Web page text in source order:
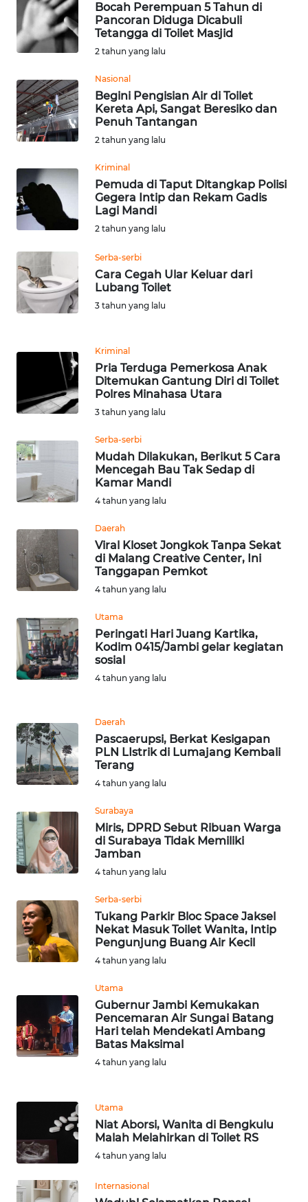
Bocah Perempuan 5 Tahun di
Pancoran Diduga Dicabuli
Tetangga di Toilet Masjid
2 tahun yang lalu
Nasional
Begini Pengisian Air di Toilet
Kereta Api, Sangat Beresiko dan
Penuh Tantangan
2 tahun yang lalu
Kriminal
Pemuda di Taput Ditangkap Polisi
Gegera Intip dan Rekam Gadis
Lagi Mandi
2 tahun yang lalu
Serba-serbi
Cara Cegah Ular Keluar dari
Lubang Toilet
3 tahun yang lalu
Kriminal
Pria Terduga Pemerkosa Anak
Ditemukan Gantung Diri di Toilet
Polres Minahasa Utara
3 tahun yang lalu
Serba-serbi
Mudah Dilakukan, Berikut 5 Cara
Mencegah Bau Tak Sedap di
Kamar Mandi
4 tahun yang lalu
Daerah
Viral Kloset Jongkok Tanpa Sekat
di Malang Creative Center, Ini
Tanggapan Pemkot
4 tahun yang lalu
Utama
Peringati Hari Juang Kartika,
Kodim 0415/Jambi gelar kegiatan
sosial
4 tahun yang lalu
Daerah
Pascaerupsi, Berkat Kesigapan
PLN LIstrik di Lumajang Kembali
Terang
4 tahun yang lalu
Surabaya
Miris, DPRD Sebut Ribuan Warga
di Surabaya Tidak Memiliki
Jamban
4 tahun yang lalu
Serba-serbi
Tukang Parkir Bloc Space Jaksel
Nekat Masuk Toilet Wanita, Intip
Pengunjung Buang Air Kecil
4 tahun yang lalu
Utama
Gubernur Jambi Kemukakan
Pencemaran Air Sungai Batang
Hari telah Mendekati Ambang
Batas Maksimal
4 tahun yang lalu
Utama
Niat Aborsi, Wanita di Bengkulu
Malah Melahirkan di Toilet RS
4 tahun yang lalu
Internasional
KARIR
Wahana
News
Regional
SUMUT
JAKARTA
JABAR
WN
WN
WN
PAPUA
BARAT
WN
RIAU
WN
SERAMBI
WN
WN
SULTRA
WN
WN
SULTENG
WN
BABEL
SUMBAR
WN
SUMSEL
BENGKULU
WN
LAMPUNG
WN